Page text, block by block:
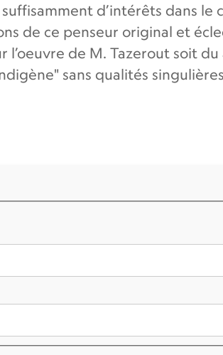
d’intérêts dans
de ce penseur original et
l’oeuvre de M. Tazerout soit
sans qualités singulières